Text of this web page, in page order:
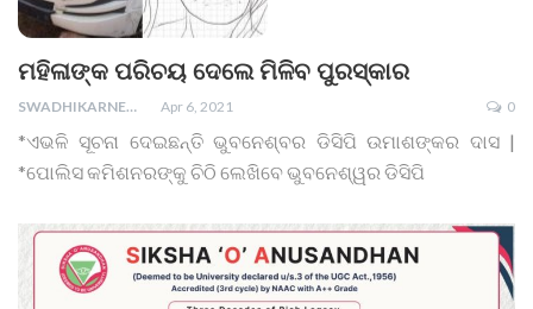
ମହିଳାଙ୍କ ପରିଚୟ ଦେଲେ ମିଳିବ ପୁରସ୍କାର
SWADHIKARNEWS Apr 6, 2021 0
*ଏଭଳି ସୂଚନା ଦେଇଛନ୍ତି ଭୁବନେଶ୍ବର ଡିସିପି ଉମାଶଙ୍କର ଦାସ |
*ପୋଲିସ କମିଶନରଙ୍କୁ ଚିଠି ଲେଖିବେ ଭୁବନେଶ୍ୱର ଡିସିପି